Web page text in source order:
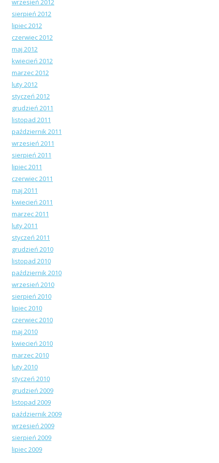
wrzesień 2012
sierpień 2012
lipiec 2012
czerwiec 2012
maj 2012
kwiecień 2012
marzec 2012
luty 2012
styczeń 2012
grudzień 2011
listopad 2011
październik 2011
wrzesień 2011
sierpień 2011
lipiec 2011
czerwiec 2011
maj 2011
kwiecień 2011
marzec 2011
luty 2011
styczeń 2011
grudzień 2010
listopad 2010
październik 2010
wrzesień 2010
sierpień 2010
lipiec 2010
czerwiec 2010
maj 2010
kwiecień 2010
marzec 2010
luty 2010
styczeń 2010
grudzień 2009
listopad 2009
październik 2009
wrzesień 2009
sierpień 2009
lipiec 2009